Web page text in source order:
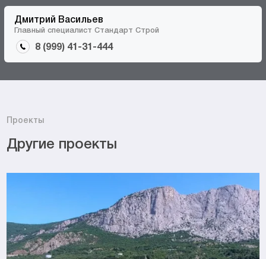
Дмитрий Васильев
Главный специалист Стандарт Строй
8 (999) 41-31-444
Проекты
Другие проекты